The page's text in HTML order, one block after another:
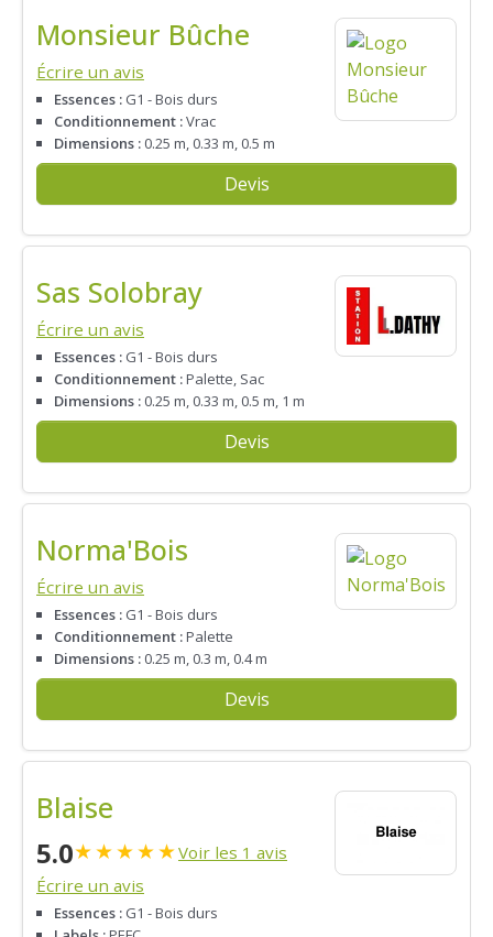
Monsieur Bûche
Écrire un avis
Essences : G1 - Bois durs
Conditionnement :Vrac
Dimensions : 0.25 m, 0.33 m, 0.5 m
Devis
Sas Solobray
Écrire un avis
Essences : G1 - Bois durs
Conditionnement :Palette, Sac
Dimensions : 0.25 m, 0.33 m, 0.5 m, 1 m
Devis
Norma'Bois
Écrire un avis
Essences : G1 - Bois durs
Conditionnement :Palette
Dimensions : 0.25 m, 0.3 m, 0.4 m
Devis
Blaise
5.0★★★★★Voir les 1 avis
Écrire un avis
Essences : G1 - Bois durs